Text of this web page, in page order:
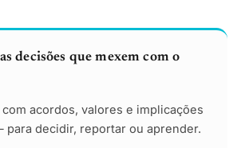
decisões que mexem com o
acordos, valores e implicações
decidir, reportar ou aprender.